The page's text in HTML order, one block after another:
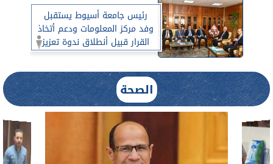
رئيس جامعة أسيوط يستقبل
وفد مركز المعلومات ودعم أتخاذ
القرار قبيل أنطلاق ندوة تعزيز
دور البوابة القانونية للتشريعات
المصرية بمجلس الوزراء فى دعم
طلاب الحقوق بجامعة أسيوط
الصحة